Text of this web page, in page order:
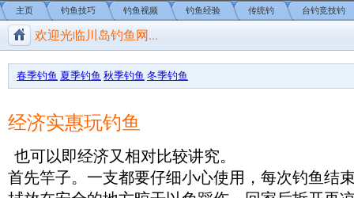
欢迎光临川岛钓鱼网...
主页 钓鱼技巧 钓鱼视频 钓鱼经验 传统钓 台钓竞技钓
春季钓鱼 夏季钓鱼 秋季钓鱼 冬季钓鱼
经济实惠玩钓鱼
也可以即经济又相对比较讲究。
首先竿子。一支都要仔细小心使用，每次钓鱼结